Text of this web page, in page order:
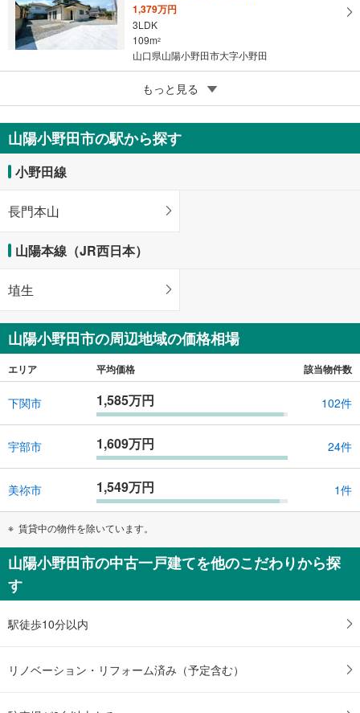
1,379万円
3LDK
109m2
山口県山陽小野田市大字小野田
成約でもらえる
山陽小野田市柿の木坂3丁目
1,399万円
3LDK
79.31m
もっと見る
山陽小野田市の駅から探す
小野田線
長門本山
山陽本線（JR西日本）
埴生
山陽小野田市の周辺地域の価格相場
エリア 平均価格 該当物件数
下関市 1,585万円 102件
宇部市 1,609万円 24件
美祢市 1,549万円 1件
賃貸中の物件を除いています。
山陽小野田市の中古一戸建てを他のこだわりから探
す
駅徒歩10分以内
リノベーション・リフォーム済み（予定含む）